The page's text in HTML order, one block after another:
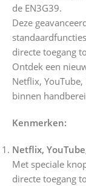
de EN3G39.
Deze
directe toegang
Ontdek een
Netflix,
binnen
Kenmerken:
Netflix,
Met speciale
directe toegang